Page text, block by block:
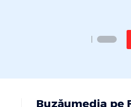
Buzăumedia pe